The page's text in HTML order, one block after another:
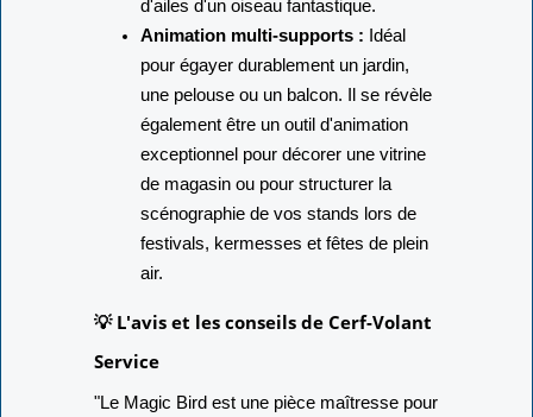
d'ailes d'un oiseau fantastique.
Animation multi-supports : Idéal
pour égayer durablement un jardin,
une pelouse ou un balcon. Il se révèle
également être un outil d'animation
exceptionnel pour décorer une vitrine
de magasin ou pour structurer la
scénographie de vos stands lors de
festivals, kermesses et fêtes de plein
air.
💡 L'avis et les conseils de Cerf-Volant
Service
"Le Magic Bird est une pièce maîtresse pour